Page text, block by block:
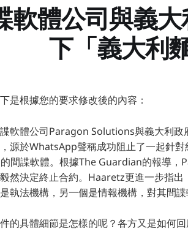
軟體公司與義
下「義大利
是根據您的要求修改後的內容：
軟體公司Paragon Solutions與義大利
源於WhatsApp聲稱成功阻止了一起針
間諜軟體。根據The Guardian的報導，
然決定終止合約。Haaretz更進一步指
執法機構，另一個是情報機構，對其間
的具體細節是怎樣的呢？各方又是如何回